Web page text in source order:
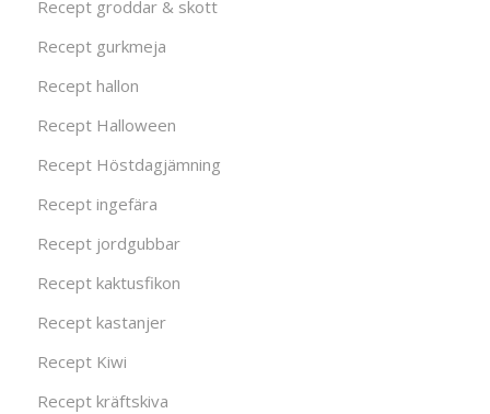
Recept groddar & skott
Recept gurkmeja
Recept hallon
Recept Halloween
Recept Höstdagjämning
Recept ingefära
Recept jordgubbar
Recept kaktusfikon
Recept kastanjer
Recept Kiwi
Recept kräftskiva